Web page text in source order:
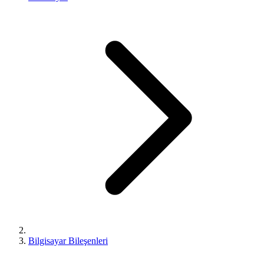
Bilgisayar Bileşenleri